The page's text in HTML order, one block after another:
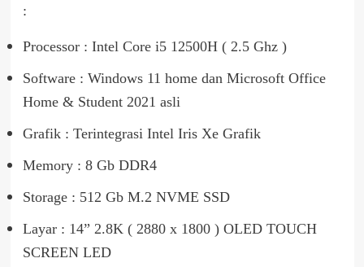
:
Processor : Intel Core i5 12500H ( 2.5 Ghz )
Software : Windows 11 home dan Microsoft Office
Home & Student 2021 asli
Grafik : Terintegrasi Intel Iris Xe Grafik
Memory : 8 Gb DDR4
Storage : 512 Gb M.2 NVME SSD
Layar : 14” 2.8K ( 2880 x 1800 ) OLED TOUCH
SCREEN LED